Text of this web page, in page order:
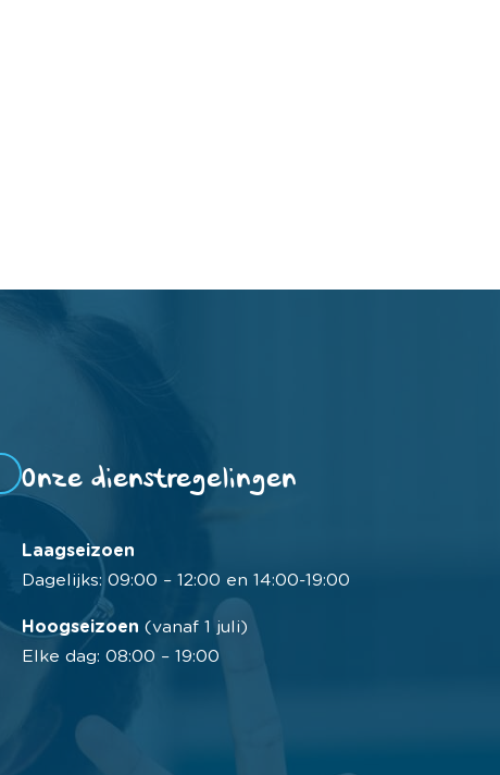
Onze dienstregelingen
Laagseizoen
Dagelijks: 09:00 – 12:00 en 14:00-19:00
Hoogseizoen (vanaf 1 juli)
Elke dag: 08:00 – 19:00